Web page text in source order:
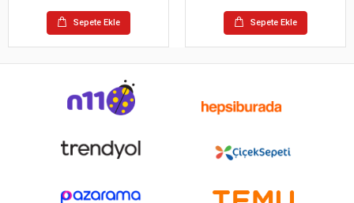
Sepete Ekle Sepete Ekle